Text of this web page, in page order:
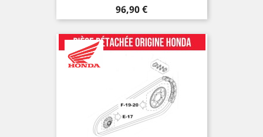
Preis
96,90 €